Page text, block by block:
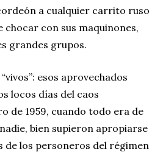
a cualquier carrito ruso
chocar con sus maquinones,
grandes grupos.
esos aprovechados
locos días del caos
de 1959, cuando todo era de
bien supieron apropiarse
de los personeros del régimen